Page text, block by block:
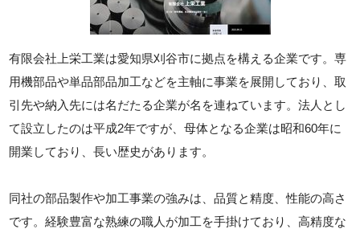
有限会社上栄工業は愛知県刈谷市に拠点を構える企業です。専
用機部品や単品部品加工などを主軸に事業を展開しており、取
引先や納入先には名だたる企業が名を連ねています。法人とし
て設立したのは平成2年ですが、母体となる企業は昭和60年に
開業しており、長い歴史があります。
同社の部品製作や加工事業の強みは、品質と精度、性能の高さ
です。経験豊富な熟練の職人が加工を手掛けており、高精度な